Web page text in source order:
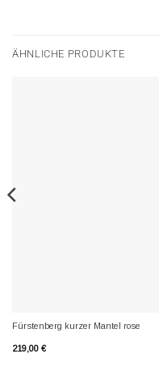
ÄHNLICHE PRODUKTE
Fürstenberg kurzer Mantel rose
219,00 €